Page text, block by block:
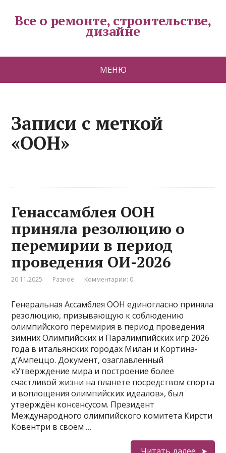
Все о ремонте, строительстве,
дизайне
МЕНЮ
Записи с меткой
«ООН»
Генассамблея ООН
приняла резолюцию о
перемирии в период
проведения ОИ-2026
20.11.2025 Разное Комментарии: 0
Генеральная Ассамблея ООН единогласно приняла
резолюцию, призывающую к соблюдению
олимпийского перемирия в период проведения
зимних Олимпийских и Паралимпийских игр 2026
года в итальянских городах Милан и Кортина-
д’Ампеццо. Документ, озаглавленный
«Утверждение мира и построение более
счастливой жизни на планете посредством спорта
и воплощения олимпийских идеалов», был
утверждён консенсусом. Президент
Международного олимпийского комитета Кирсти
Ковентри в своём …